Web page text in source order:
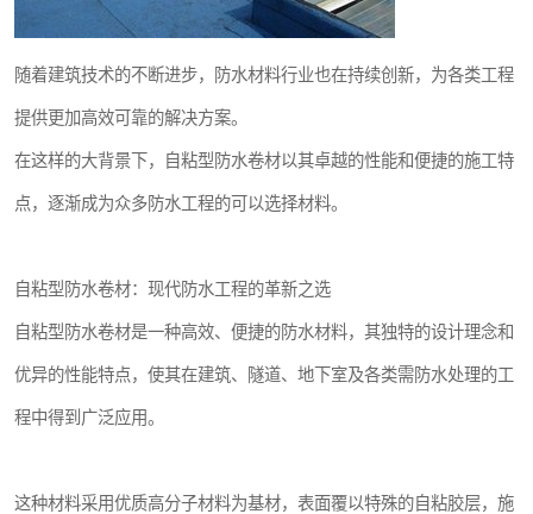
随着建筑技术的不断进步，防水材料行业也在持续创新，为各类工程
提供更加高效可靠的解决方案。
在这样的大背景下，自粘型防水卷材以其卓越的性能和便捷的施工特
点，逐渐成为众多防水工程的可以选择材料。
自粘型防水卷材：现代防水工程的革新之选
自粘型防水卷材是一种高效、便捷的防水材料，其独特的设计理念和
优异的性能特点，使其在建筑、隧道、地下室及各类需防水处理的工
程中得到广泛应用。
这种材料采用优质高分子材料为基材，表面覆以特殊的自粘胶层，施